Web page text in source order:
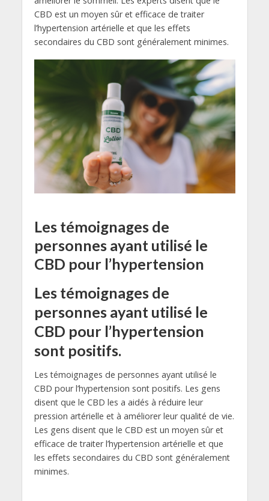
CBD est un moyen sûr et efficace de traiter
l’hypertension artérielle et que les effets
secondaires du CBD sont généralement minimes.
Les témoignages de
personnes ayant utilisé le
CBD pour l’hypertension
Les témoignages de
personnes ayant utilisé le
CBD pour l’hypertension
sont positifs.
Les témoignages de personnes ayant utilisé le
CBD pour l’hypertension sont positifs. Les gens
disent que le CBD les a aidés à réduire leur
pression artérielle et à améliorer leur qualité de vie.
Les gens disent que le CBD est un moyen sûr et
efficace de traiter l’hypertension artérielle et que
les effets secondaires du CBD sont généralement
minimes.